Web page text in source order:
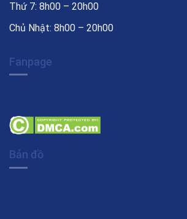
Thứ 7: 8h00 – 20h00
Chủ Nhật: 8h00 – 20h00
Fanpage
Bản đồ